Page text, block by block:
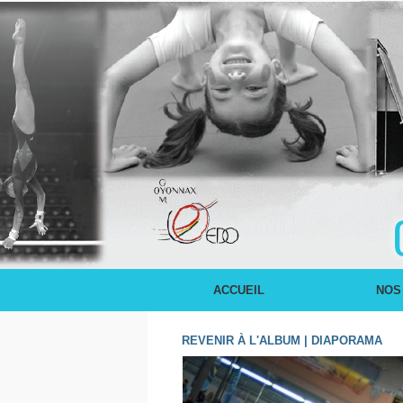
ACCUEIL
REVENIR À L'ALBUM DIAPORAMA